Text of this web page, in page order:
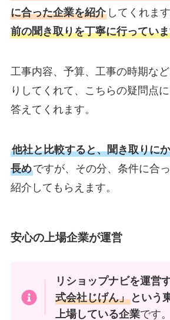
に合った企業を紹介してくれます
前の聞き取りを丁寧に行ってい
工事内容、予算、工事の時期な
りしてくれて、こちらの疑問点
答えてくれます。
他社と比較すると、聞き取りに
長めですが、その分、条件に合
紹介してもらえます。
安心の上場企業が運営
リショップナビを運営
式会社じげん」 という
上場している企業です。